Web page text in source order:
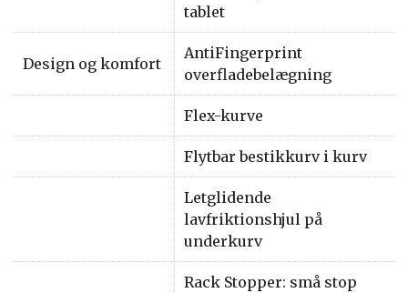
tablet
Design og komfort
AntiFingerprint
overfladebelægning
Flex-kurve
Flytbar bestikkurv i kurv
Letglidende
lavfriktionshjul på
underkurv
Rack Stopper: små stop